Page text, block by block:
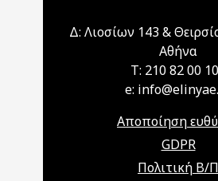
Δ: Λιοσίων 143 &
Αθήνα
T: 210 82 00
e:
Αποποίηση
GDPR
Πολιτική Β/Π